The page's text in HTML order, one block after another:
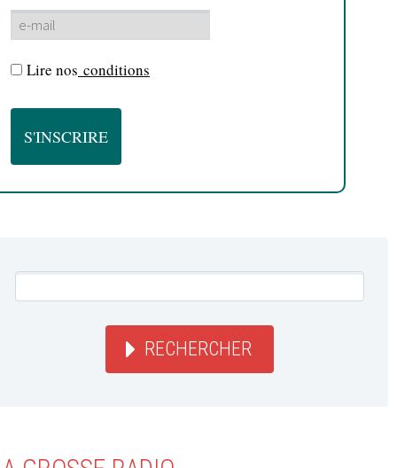
Lire nos conditions
RECHERCHER